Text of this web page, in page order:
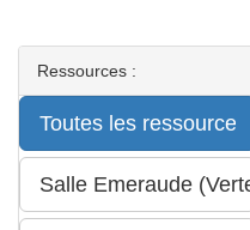
Ressources :